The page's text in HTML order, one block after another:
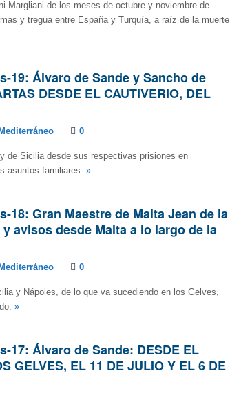
Margliani de los meses de octubre y noviembre de
y tregua entre España y Turquía, a raíz de la muerte
19: Álvaro de Sande y Sancho de
DESDE EL CAUTIVERIO, DEL
Mediterráneo 0
de Sicilia desde sus respectivas prisiones en
asuntos familiares. »
18: Gran Maestre de Malta Jean de la
avisos desde Malta a lo largo de la
Mediterráneo 0
y Nápoles, de lo que va sucediendo en los Gelves,
»
17: Álvaro de Sande: DESDE EL
GELVES, EL 11 DE JULIO Y EL 6 DE